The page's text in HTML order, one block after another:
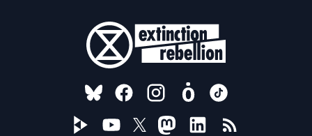
FOLLOW US ON